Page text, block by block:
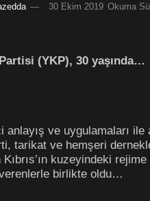
30 Ekim 2019 Okuma
(YKP), 30 yaşında…
ve uygulamaları
tarikat ve hemşeri
kuzeyindeki
birlikte oldu…